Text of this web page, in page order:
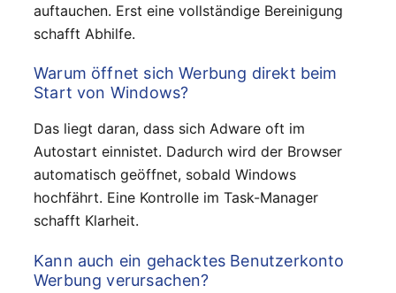
auftauchen. Erst eine vollständige Bereinigung
schafft Abhilfe.
Warum öffnet sich Werbung direkt beim
Start von Windows?
Das liegt daran, dass sich Adware oft im
Autostart einnistet. Dadurch wird der Browser
automatisch geöffnet, sobald Windows
hochfährt. Eine Kontrolle im Task-Manager
schafft Klarheit.
Kann auch ein gehacktes Benutzerkonto
Werbung verursachen?